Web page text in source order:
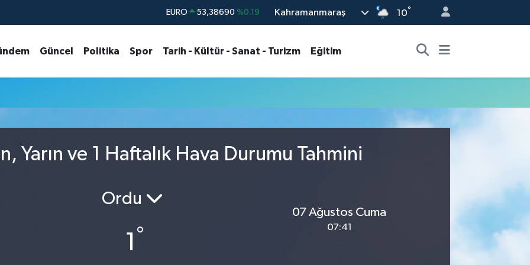
EURO 53,38690 %0.19
G.ALTIN 6862,09000 %0.19
BİST100 14.598,00 %0
Kahramanmaraş 10°
Güncel Politika Spor Tarih - Kültür - Sanat - Turizm Eğitim
Yarın ve 1 Haftalık Hava Durumu Tahmini
Ordu
1 °
07 Ağustos Cuma
07:41